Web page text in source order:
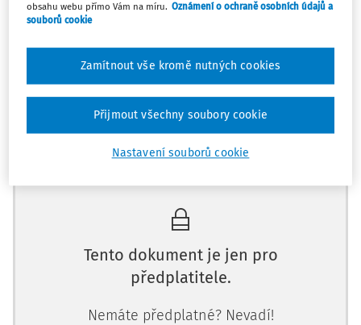
VALENTÝNSKÉ SRDCE
Budeme potřebovat:
Máte předplatné?
Tento dokument je jen pro
předplatitele.
Nemáte předplatné? Nevadí!
obsahu webu přímo Vám na míru. Oznámení o ochraně osobních údajů a
souborů cookie
Nastavení souborů cookie
Zamítnout vše kromě nutných cookies
Přijmout všechny soubory cookie